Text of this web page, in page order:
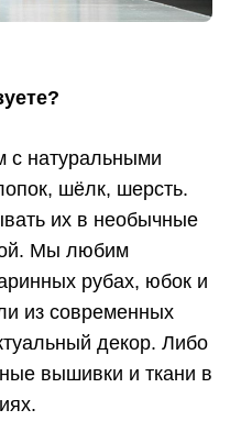
с натуральными
шёлк, шерсть.
их в необычные
Мы любим
рубах, юбок и
из современных
декор. Либо
вышивки и ткани в